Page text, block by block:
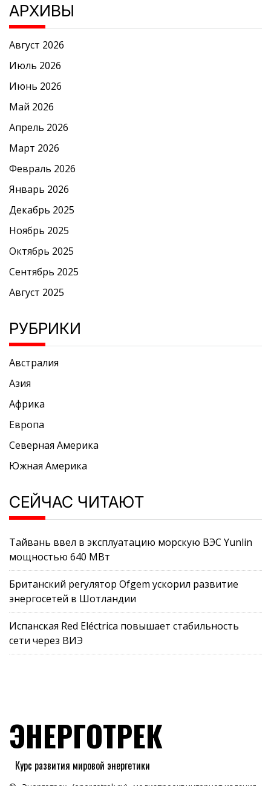
АРХИВЫ
Август 2026
Июль 2026
Июнь 2026
Май 2026
Апрель 2026
Март 2026
Февраль 2026
Январь 2026
Декабрь 2025
Ноябрь 2025
Октябрь 2025
Сентябрь 2025
Август 2025
РУБРИКИ
Австралия
Азия
Африка
Европа
Северная Америка
Южная Америка
СЕЙЧАС ЧИТАЮТ
Тайвань ввел в эксплуатацию морскую ВЭС Yunlin
мощностью 640 МВт
Британский регулятор Ofgem ускорил развитие
энергосетей в Шотландии
Испанская Red Eléctrica повышает стабильность
сети через ВИЭ
ЭНЕРГОТРЕК
Курс развития мировой энергетики